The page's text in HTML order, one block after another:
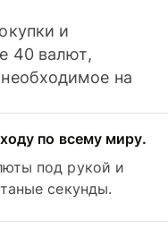
и
40 валют,
на
по всему миру.
под рукой и
секунды.